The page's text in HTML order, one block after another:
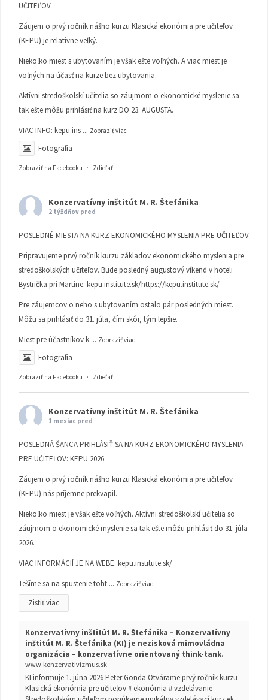
UČITEĽOV
Záujem o prvý ročník nášho kurzu Klasická ekonómia pre učiteľov
(KEPU) je relatívne veľký.
Niekoľko miest s ubytovaním je však ešte voľných. A viac miest je
voľných na účasť na kurze bez ubytovania.
Aktívni stredoškolskí učitelia so záujmom o ekonomické myslenie sa
tak ešte môžu prihlásiť na kurz DO 23. AUGUSTA.
VIAC INFO: kepu.ins ... Zobraziť viac
Fotografia
Zobraziť na Facebooku · Zdieľať
Konzervatívny inštitút M. R. Štefánika
2 týždňov pred
POSLEDNÉ MIESTA NA KURZ EKONOMICKÉHO MYSLENIA PRE UČITEĽOV
Pripravujeme prvý ročník kurzu základov ekonomického myslenia pre
stredoškolských učiteľov. Bude posledný augustový víkend v hoteli
Bystrička pri Martine: kepu.institute.sk/https://kepu.institute.sk/
Pre záujemcov o neho s ubytovaním ostalo pár posledných miest.
Môžu sa prihlásiť do 31. júla, čím skôr, tým lepšie.
Miest pre účastníkov k ... Zobraziť viac
Fotografia
Zobraziť na Facebooku · Zdieľať
Konzervatívny inštitút M. R. Štefánika
1 mesiac pred
POSLEDNÁ ŠANCA PRIHLÁSIŤ SA NA KURZ EKONOMICKÉHO MYSLENIA
PRE UČITEĽOV: KEPU 2026
Záujem o prvý ročník nášho kurzu Klasická ekonómia pre učiteľov
(KEPU) nás príjemne prekvapil.
Niekoľko miest je však ešte voľných. Aktívni stredoškolskí učitelia so
záujmom o ekonomické myslenie sa tak ešte môžu prihlásiť do 31. júla
2026.
VIAC INFORMÁCIÍ JE NA WEBE: kepu.institute.sk/
Tešíme sa na spustenie toht ... Zobraziť viac
Zistiť viac
Konzervatívny inštitút M. R. Štefánika – Konzervatívny
inštitút M. R. Štefánika (KI) je nezisková mimovládna
organizácia – konzervatívne orientovaný think-tank.
www.konzervativizmus.sk
KI informuje 1. júna 2026 Peter Gonda Otvárame prvý ročník kurzu
Klasická ekonómia pre učiteľov # ekonómia # vzdelávanie